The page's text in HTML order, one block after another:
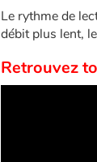
Le rythme de
débit plus lent,
Retrouvez